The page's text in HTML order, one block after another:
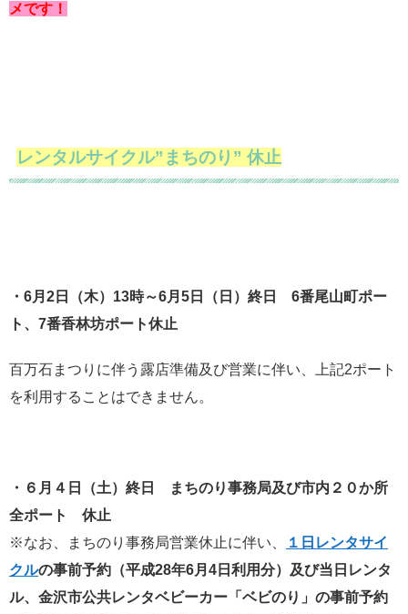
メです！
レンタルサイクル”まちのり” 休止
・6月2日（木）13時～6月5日（日）終日 6番尾山町ポー
ト、7番香林坊ポート休止
百万石まつりに伴う露店準備及び営業に伴い、上記2ポート
を利用することはできません。
・６月４日（土）終日 まちのり事務局及び市内２０か所
全ポート 休止
※なお、まちのり事務局営業休止に伴い、
１日レンタサイ
クルの事前予約（平成28年6月4日利用分）及び当日レンタ
ル、金沢市公共レンタベビーカー「ベビのり」の事前予約